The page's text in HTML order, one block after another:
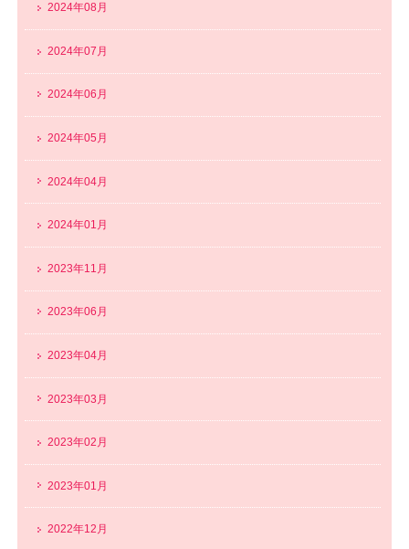
2024年08月
2024年07月
2024年06月
2024年05月
2024年04月
2024年01月
2023年11月
2023年06月
2023年04月
2023年03月
2023年02月
2023年01月
2022年12月